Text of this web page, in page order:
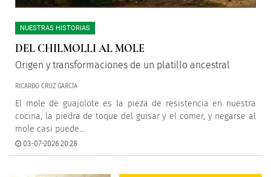
NUESTRAS HISTORIAS
DEL CHILMOLLI AL MOLE
Origen y transformaciones de un platillo ancestral
RICARDO CRUZ GARCÍA
El mole de guajolote es la pieza de resistencia en nuestra
cocina, la piedra de toque del guisar y el comer, y negarse al
mole casi puede...
03-07-2026 20:28